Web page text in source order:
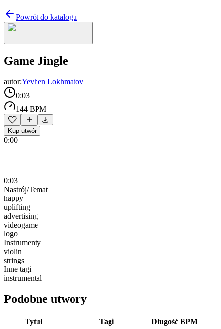
Powrót do katalogu
Game Jingle
autor:Yevhen Lokhmatov
0:03
144 BPM
Kup utwór
0:00
0:03
Nastrój/Temat
happy
uplifting
advertising
videogame
logo
Instrumenty
violin
strings
Inne tagi
instrumental
Podobne utwory
Tytuł Tagi Długość BPM